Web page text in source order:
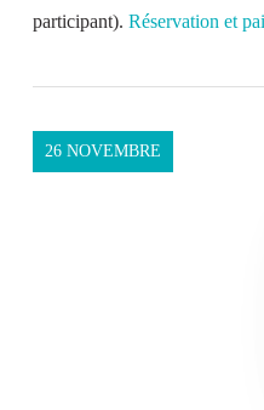
participant).Réservation et
26 NOVEMBRE